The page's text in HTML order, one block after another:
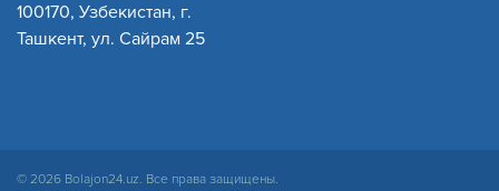
100170, Узбекистан, г.
Ташкент, ул. Сайрам 25
© 2026 Bolajon24.uz. Все права защищены.